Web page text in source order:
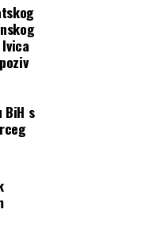
HDZ-a:
zabranjena
Brijegu:
vodovod u
listove tvornica,
sada žele i na
kada se broj
se održavaju brojna
će biti toga dana i s
sam odgovori na
opet sloboda svane,
BiH s